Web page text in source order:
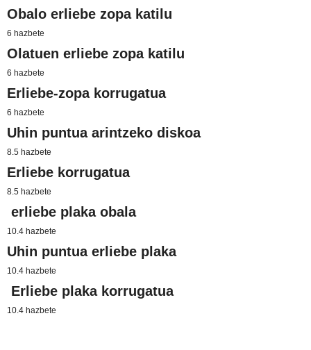
Obalo erliebe zopa katilu
6 hazbete
Olatuen erliebe zopa katilu
6 hazbete
Erliebe-zopa korrugatua
6 hazbete
Uhin puntua arintzeko diskoa
8.5 hazbete
Erliebe korrugatua
8.5 hazbete
erliebe plaka obala
10.4 hazbete
Uhin puntua erliebe plaka
10.4 hazbete
Erliebe plaka korrugatua
10.4 hazbete